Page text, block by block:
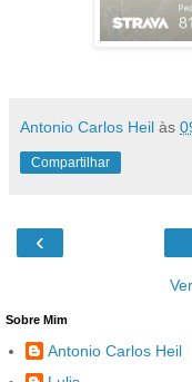
Antonio Carlos Heil às
Compartilhar
‹
Sobre Mim
Antonio Carlos Heil